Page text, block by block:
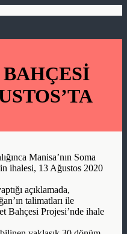
Manisa’nın Soma
ihalesi, 13 Ağustos 2020
açıklamada,
talimatları ile
Bahçesi Projesi’nde ihale